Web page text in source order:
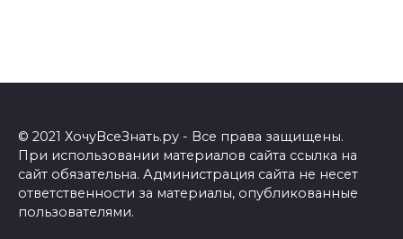
© 2021 ХочуВсеЗнать.ру - Все права защищены.
При использовании материалов сайта ссылка на
сайт обязательна. Администрация сайта не несет
ответственности за материалы, опубликованные
пользователями.